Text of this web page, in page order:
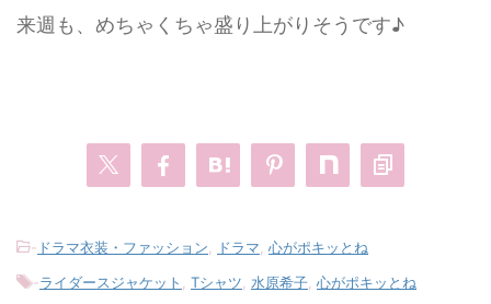
来週も、めちゃくちゃ盛り上がりそうです♪
- ドラマ衣装・ファッション ドラマ 心がポキッとね
-ライダースジャケット Tシャツ 水原希子 心がポキッとね